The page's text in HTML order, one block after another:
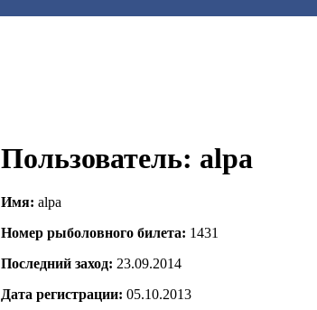
Пользователь: alpa
Имя: alpa
Номер рыболовного билета: 1431
Последний заход: 23.09.2014
Дата регистрации: 05.10.2013